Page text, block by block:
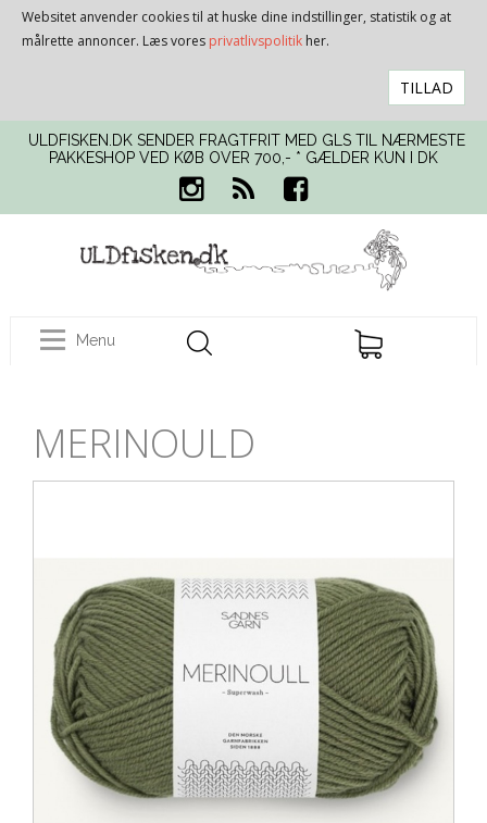
Websitet anvender cookies til at huske dine indstillinger, statistik og at
målrette annoncer. Læs vores privatlivspolitik her.
TILLAD
ULDFISKEN.DK SENDER FRAGTFRIT MED GLS TIL NÆRMESTE
PAKKESHOP VED KØB OVER 700,- * GÆLDER KUN I DK
Menu
MERINOULD